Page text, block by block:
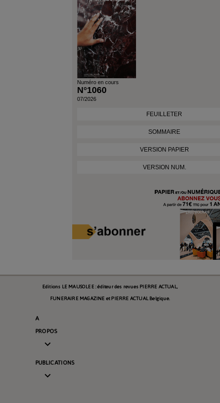
Numéro en cours
N°1060
07/2026
FEUILLETER
SOMMAIRE
VERSION PAPIER
VERSION NUM.
Editions LE MAUSOLEE : éditeur des revues PIERRE ACTUAL,
FUNERAIRE MAGAZINE et PIERRE ACTUAL Belgique.
A
PROPOS

PUBLICATIONS
